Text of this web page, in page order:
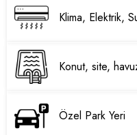
Klima, Elektrik,
Konut, site,
Özel Park Yeri